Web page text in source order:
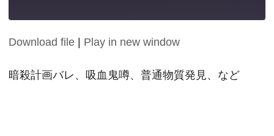
SHARE
LINK
Download file Play in new window
暗殺計画バレ、吸血鬼噂、普通物質発見、など